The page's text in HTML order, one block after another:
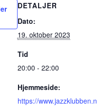
DETALJER
Dato:
19. oktober 2023
Tid
20:00 - 22:00
Hjemmeside:
https://www.jazzklubben.n